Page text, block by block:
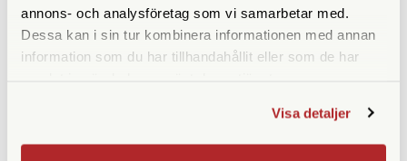
annons- och analysföretag som vi samarbetar med.
Dessa kan i sin tur kombinera informationen med annan
information som du har tillhandahållit eller som de har
Visa detaljer